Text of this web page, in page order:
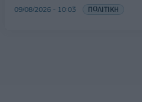
09/08/2026 - 10:03 ΠΟΛΙΤΙΚΗ